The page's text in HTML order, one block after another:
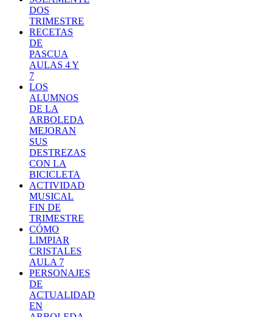
DOS
TRIMESTRE
RECETAS
DE
PASCUA
AULAS 4 Y
7
LOS
ALUMNOS
DE LA
ARBOLEDA
MEJORAN
SUS
DESTREZAS
CON LA
BICICLETA
ACTIVIDAD
MUSICAL
FIN DE
TRIMESTRE
CÓMO
LIMPIAR
CRISTALES
AULA 7
PERSONAJES
DE
ACTUALIDAD
EN